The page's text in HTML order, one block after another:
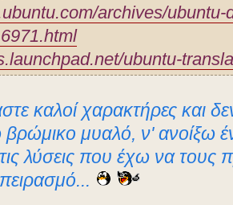
archives/ubuntu-
ubuntu-
καλοί χαρακτήρες και
μυαλό, ν' ανοίξω
λύσεις που έχω να τους